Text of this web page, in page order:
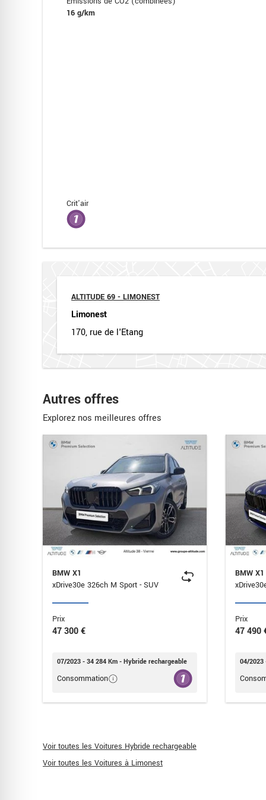
16 g/km
Crit'air
ALTITUDE 69 - LIMONEST
Limonest
170, rue de l'Etang
Autres offres
Explorez nos meilleures offres
BMW X1
xDrive30e 326ch M Sport - SUV
Prix
47 300 €
07/2023 - 34 284 Km - Hybride rechargeable
Consommation
BMW X1
Prix
47 490
04/2023
Voir toutes les Voitures Hybride rechargeable
Voir toutes les Voitures à Limonest